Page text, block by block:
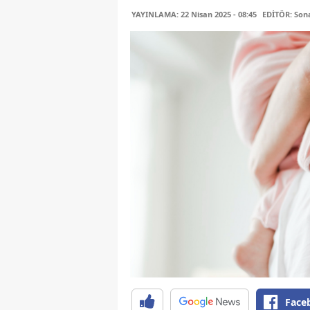
YAYINLAMA: 22 Nisan 2025 - 08:45 EDİTÖR: